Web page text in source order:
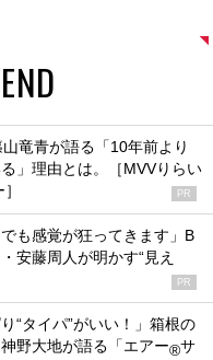
竜青が語る「10年前より
」理由とは。［MVVりらい
PR
も感覚が狂ってきます」B
安藤周人が明かす“見え
PR
“タイパ”がいい！」箱根の
野大地が語る「エアー®サ